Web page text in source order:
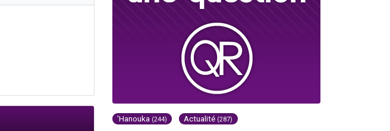
'Hanouka (244) Actualité (287)